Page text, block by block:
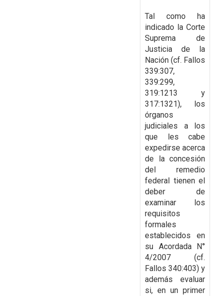
Tal como ha
indicado la Corte
Suprema de
Justicia de la
Nación (cf. Fallos
339:307,
339:299,
319:1213 y
317:1321), los
órganos
judiciales a los
que les cabe
expedirse acerca
de la concesión
del remedio
federal tienen el
deber de
examinar los
requisitos
formales
establecidos en
su Acordada N°
4/2007 (cf.
Fallos 340:403) y
además evaluar
si, en un primer